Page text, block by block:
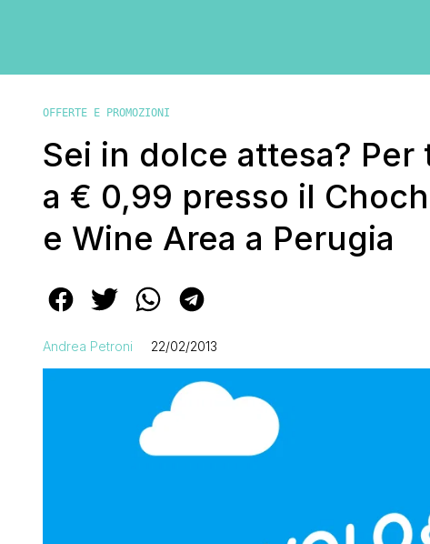
OFFERTE E PROMOZIONI
Sei in dolce attesa?
a € 0,99 presso il
e Wine Area a Perugia
Andrea Petroni 22/02/2013